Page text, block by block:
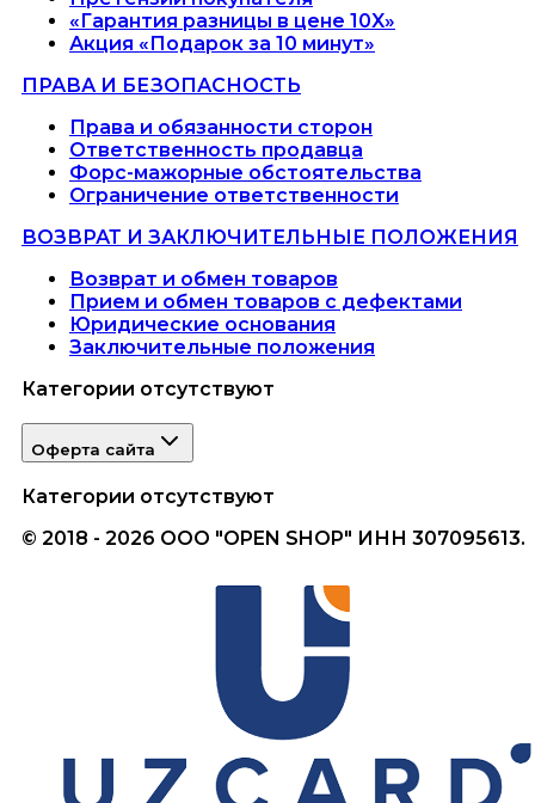
«Гарантия разницы в цене 10X»
Акция «Подарок за 10 минут»
ПРАВА И БЕЗОПАСНОСТЬ
Права и обязанности сторон
Ответственность продавца
Форс-мажорные обстоятельства
Ограничение ответственности
ВОЗВРАТ И ЗАКЛЮЧИТЕЛЬНЫЕ ПОЛОЖЕНИЯ
Возврат и обмен товаров
Прием и обмен товаров с дефектами
Юридические основания
Заключительные положения
Категории отсутствуют
Оферта сайта
Категории отсутствуют
© 2018 - 2026 ООО "OPEN SHOP" ИНН 307095613.